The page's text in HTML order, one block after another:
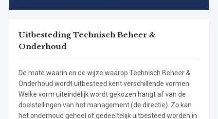
Uitbesteding Technisch Beheer &
Onderhoud
De mate waarin en de wijze waarop Technisch Beheer &
Onderhoud wordt uitbesteed kent verschillende vormen.
Welke vorm uiteindelijk wordt gekozen hangt af van de
doelstellingen van het management (de directie). Zo kan
het onderhoud geheel of gedeeltelijk uitbesteed worden in